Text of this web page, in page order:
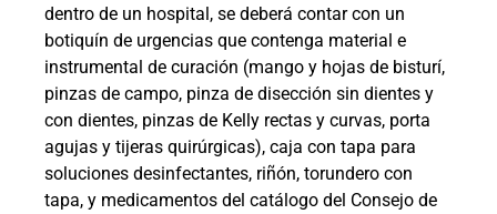
dentro de un hospital, se deberá contar con un
botiquín de urgencias que contenga material e
instrumental de curación (mango y hojas de bisturí,
pinzas de campo, pinza de disección sin dientes y
con dientes, pinzas de Kelly rectas y curvas, porta
agujas y tijeras quirúrgicas), caja con tapa para
soluciones desinfectantes, riñón, torundero con
tapa, y medicamentos del catálogo del Consejo de